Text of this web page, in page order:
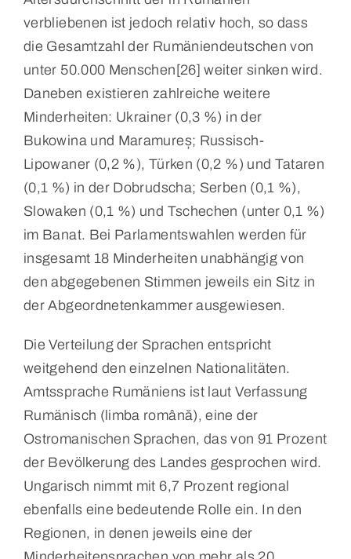
verbliebenen ist jedoch relativ hoch, so dass
die Gesamtzahl der Rumäniendeutschen von
unter 50.000 Menschen[26] weiter sinken wird.
Daneben existieren zahlreiche weitere
Minderheiten: Ukrainer (0,3 %) in der
Bukowina und Maramureș; Russisch-
Lipowaner (0,2 %), Türken (0,2 %) und Tataren
(0,1 %) in der Dobrudscha; Serben (0,1 %),
Slowaken (0,1 %) und Tschechen (unter 0,1 %)
im Banat. Bei Parlamentswahlen werden für
insgesamt 18 Minderheiten unabhängig von
den abgegebenen Stimmen jeweils ein Sitz in
der Abgeordnetenkammer ausgewiesen.
Die Verteilung der Sprachen entspricht
weitgehend den einzelnen Nationalitäten.
Amtssprache Rumäniens ist laut Verfassung
Rumänisch (limba română), eine der
Ostromanischen Sprachen, das von 91 Prozent
der Bevölkerung des Landes gesprochen wird.
Ungarisch nimmt mit 6,7 Prozent regional
ebenfalls eine bedeutende Rolle ein. In den
Regionen, in denen jeweils eine der